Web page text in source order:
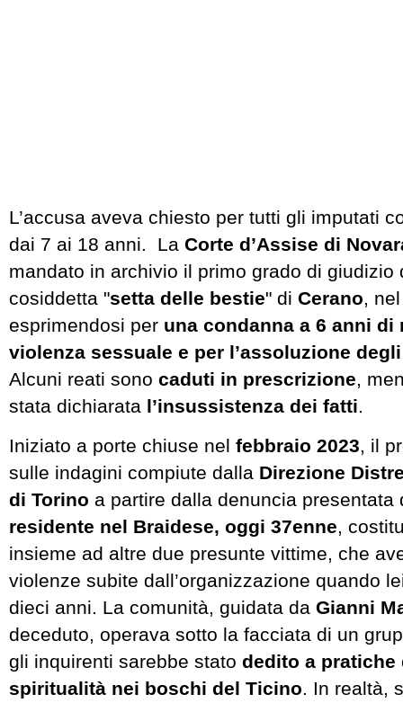
L’accusa aveva chiesto per tutti gli imputati
dai 7 ai 18 anni. La Corte d’Assise di
mandato in archivio il primo grado di giudizio
cosiddetta "setta delle bestie" di Cerano,
esprimendosi per una condanna a 6 anni di
violenza sessuale e per l’assoluzione
Alcuni reati sono caduti in prescrizione,
stata dichiarata l’insussistenza dei fatti.
Iniziato a porte chiuse nel febbraio 2023 , il
sulle indagini compiute dalla Direzione
di Torino a partire dalla denuncia presentata
residente nel Braidese, oggi 37enne ,
insieme ad altre due presunte vittime, che
violenze subite dall’organizzazione quando
dieci anni. La comunità, guidata da Gianni
deceduto, operava sotto la facciata di un
gli inquirenti sarebbe stato dedito a pratiche
spiritualità nei boschi del Ticino . In realtà,